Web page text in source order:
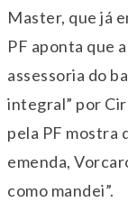
Master, que já
PF aponta que
assessoria do
integral” por
pela PF mostra
emenda,
como mandei”.